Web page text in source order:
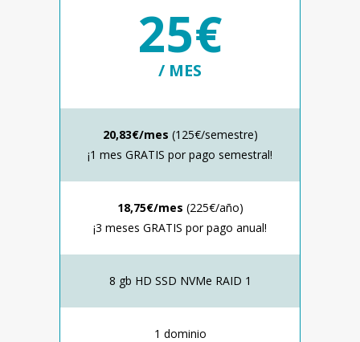
25€
/ MES
20,83€/mes (125€/semestre)
¡1 mes GRATIS por pago semestral!
18,75€/mes (225€/año)
¡3 meses GRATIS por pago anual!
8 gb HD SSD NVMe RAID 1
1 dominio